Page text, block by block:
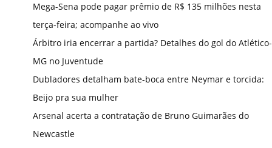
Mega-Sena pode pagar prêmio de R$ 135 milhões nesta
terça-feira; acompanhe ao vivo
Árbitro iria encerrar a partida? Detalhes do gol do Atlético-
MG no Juventude
Dubladores detalham bate-boca entre Neymar e torcida:
Beijo pra sua mulher
Arsenal acerta a contratação de Bruno Guimarães do
Newcastle